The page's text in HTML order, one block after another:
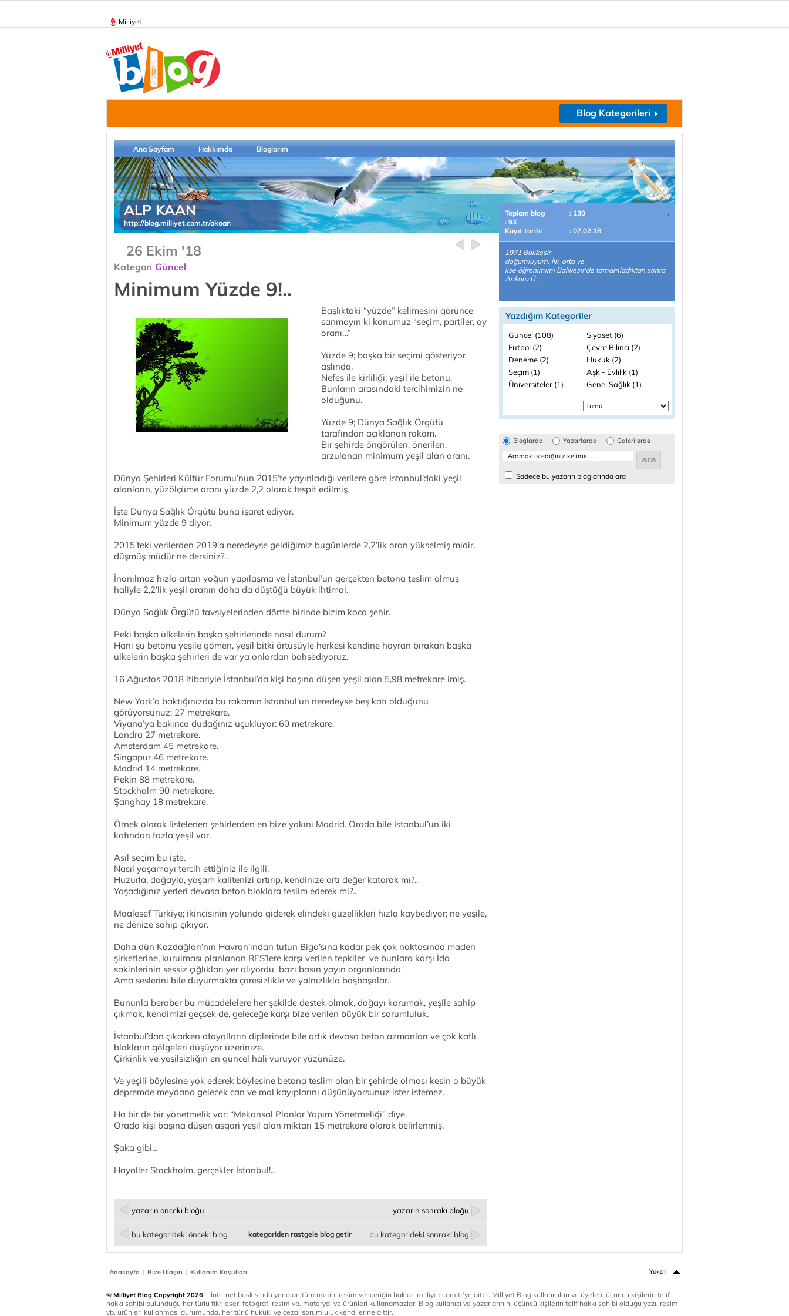
Milliyet
Blog Kategorileri
Ana Sayfam Hakkımda Bloglarım
ALP KAAN
http://blog.milliyet.com.tr/akaan
26 Ekim '18
Kategori Güncel
Minimum Yüzde 9!..
Başlıktaki “yüzde” kelimesini görünce
sanmayın ki konumuz “seçim, partiler, oy
oranı…”
Yüzde 9; başka bir seçimi gösteriyor
aslında.
Nefes ile kirliliği; yeşil ile betonu.
Bunların arasındaki tercihimizin ne
olduğunu.
Yüzde 9; Dünya Sağlık Örgütü
tarafından açıklanan rakam.
Bir şehirde öngörülen, önerilen,
arzulanan minimum yeşil alan oranı.
Dünya Şehirleri Kültür Forumu’nun 2015’te yayınladığı verilere göre İstanbul’daki yeşil
alanların, yüzölçüme oranı yüzde 2,2 olarak tespit edilmiş.
İşte Dünya Sağlık Örgütü buna işaret ediyor.
Minimum yüzde 9 diyor.
2015’teki verilerden 2019’a neredeyse geldiğimiz bugünlerde 2,2’lik oran yükselmiş midir,
düşmüş müdür ne dersiniz?..
İnanılmaz hızla artan yoğun yapılaşma ve İstanbul’un gerçekten betona teslim olmuş
haliyle 2,2’lik yeşil oranın daha da düştüğü büyük ihtimal.
Dünya Sağlık Örgütü tavsiyelerinden dörtte birinde bizim koca şehir.
Peki başka ülkelerin başka şehirlerinde nasıl durum?
Hani şu betonu yeşile gömen, yeşil bitki örtüsüyle herkesi kendine hayran bırakan başka
ülkelerin başka şehirleri de var ya onlardan bahsediyoruz.
16 Ağustos 2018 itibariyle İstanbul’da kişi başına düşen yeşil alan 5,98 metrekare imiş.
New York’a baktığınızda bu rakamın İstanbul’un neredeyse beş katı olduğunu
görüyorsunuz: 27 metrekare.
Viyana’ya bakınca dudağınız uçukluyor: 60 metrekare.
Londra 27 metrekare.
Amsterdam 45 metrekare.
Singapur 46 metrekare.
Madrid 14 metrekare.
Pekin 88 metrekare.
Stockholm 90 metrekare.
Şanghay 18 metrekare.
Örnek olarak listelenen şehirlerden en bize yakını Madrid. Orada bile İstanbul’un iki
katından fazla yeşil var.
Asıl seçim bu işte.
Nasıl yaşamayı tercih ettiğiniz ile ilgili.
Huzurla, doğayla, yaşam kalitenizi artırıp, kendinize artı değer katarak mı?..
Yaşadığınız yerleri devasa beton bloklara teslim ederek mi?..
Maalesef Türkiye; ikincisinin yolunda giderek elindeki güzellikleri hızla kaybediyor; ne yeşile,
ne denize sahip çıkıyor.
Daha dün Kazdağları’nın Havran’ından tutun Biga’sına kadar pek çok noktasında maden
şirketlerine, kurulması planlanan RES’lere karşı verilen tepkiler ve bunlara karşı İda
sakinlerinin sessiz çığlıkları yer alıyordu bazı basın yayın organlarında.
Ama seslerini bile duyurmakta çaresizlikle ve yalnızlıkla başbaşalar.
Bununla beraber bu mücadelelere her şekilde destek olmak, doğayı korumak, yeşile sahip
çıkmak, kendimizi geçsek de, geleceğe karşı bize verilen büyük bir sorumluluk.
İstanbul’dan çıkarken otoyolların diplerinde bile artık devasa beton azmanları ve çok katlı
blokların gölgeleri düşüyor üzerinize.
Çirkinlik ve yeşilsizliğin en güncel hali vuruyor yüzünüze.
Ve yeşili böylesine yok ederek böylesine betona teslim olan bir şehirde olması kesin o büyük
depremde meydana gelecek can ve mal kayıplarını düşünüyorsunuz ister istemez.
Ha bir de bir yönetmelik var: “Mekansal Planlar Yapım Yönetmeliği” diye.
Orada kişi başına düşen asgari yeşil alan miktarı 15 metrekare olarak belirlenmiş.
Şaka gibi…
Hayaller Stockholm, gerçekler İstanbul!..
yazarın önceki bloğu yazarın sonraki bloğu
bu kategorideki önceki blog bu kategorideki sonraki blog
kategoriden rastgele blog getir
Toplam blog
: 130
: 93
Kayıt tarihi
: 07.02.18
1971 Balıkesir
doğumluyum. İlk, orta ve
lise öğrenimimi Balıkesir'de tamamladıktan sonra
Ankara Ü..
Yazdığım Kategoriler
Güncel (108)
Siyaset (6)
Futbol (2)
Çevre Bilinci (2)
Deneme (2)
Hukuk (2)
Seçim (1)
Aşk - Evlilik (1)
Üniversiteler (1)
Genel Sağlık (1)
Bloglarda Yazarlarda Galerilerde
Sadece bu yazarın bloglarında ara
Anasayfa | Bize Ulaşın | Kullanım Koşulları Yukarı
© Milliyet Blog Copyright 2026
İnternet baskısında yer alan tüm metin, resim ve içeriğin hakları milliyet.com.tr'ye aittir. Milliyet Blog kullanıcıları ve üyeleri, üçüncü kişilerin telif
hakkı sahibi bulunduğu her türlü fikri eser, fotoğraf, resim vb. materyal ve ürünleri kullanamazlar. Blog kullanıcı ve yazarlarının, üçüncü kişilerin telif hakkı sahibi olduğu yazı, resim
vb. ürünleri kullanması durumunda, her türlü hukuki ve cezai sorumluluk kendilerine aittir.